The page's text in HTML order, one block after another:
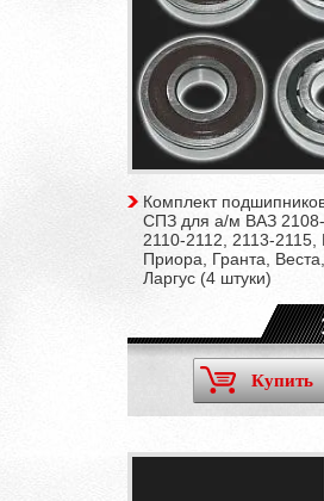
Комплект
СПЗ для а/м ВАЗ 2108-
2110-2112, 2113-2115,
Приора, Гранта,
Ларгус (4 штуки)
Купить